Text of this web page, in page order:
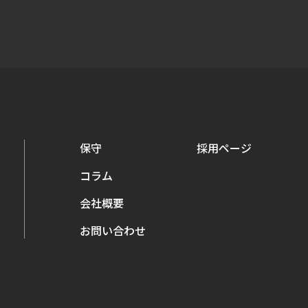
保守
コラム
会社概要
お問い合わせ
採用ページ